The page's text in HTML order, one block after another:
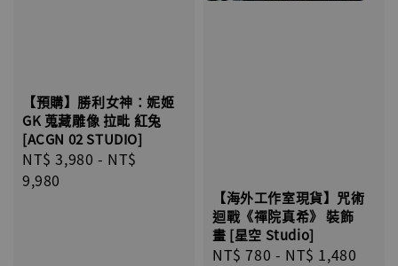
【預購】勝利女神：妮姬
GK 蒐藏雕像 拉毗 紅兔
[ACGN 02 STUDIO]
Regular
price
NT$ 3,980 - NT$
9,980
【海外工作室現貨】咒術
迴戰《禪院真希》 裝飾
畫 [星空 Studio]
Regular
NT$ 780 - NT$ 1,480